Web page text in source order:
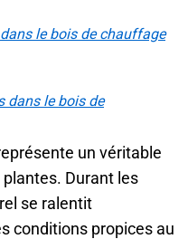
le bois de chauffage
dans le bois de
un véritable
Durant les
se ralentit
conditions propices au